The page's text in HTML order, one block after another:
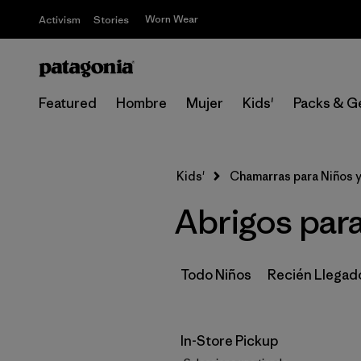
Activism Stories Worn Wear
Featured Hombre Mujer Kids' Packs &
Kids' Chamarras para Niños
Abrigos
Todo Niños Recién
In-Store Pickup